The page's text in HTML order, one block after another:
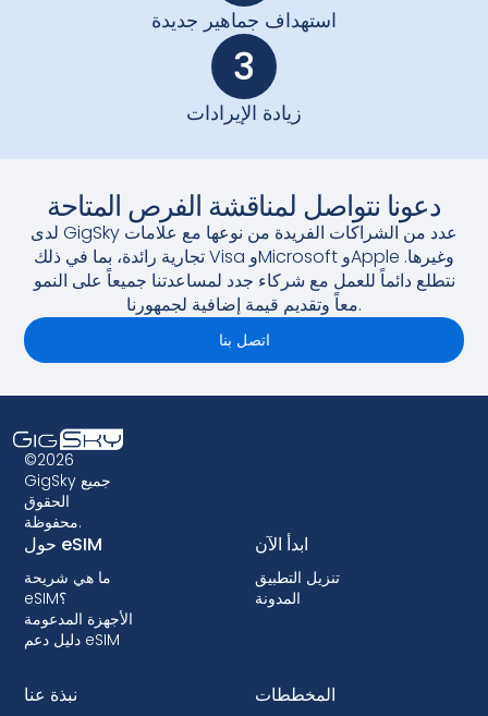
استهداف جماهير جديدة
3
زيادة الإيرادات
دعونا نتواصل لمناقشة الفرص المتاحة
لدى GigSky عدد من الشراكات الفريدة من نوعها مع علامات
تجارية رائدة، بما في ذلك Visa وMicrosoft وApple وغيرها.
نتطلع دائماً للعمل مع شركاء جدد لمساعدتنا جميعاً على النمو
معاً وتقديم قيمة إضافية لجمهورنا.
اتصل بنا
©2026
GigSky جميع
الحقوق
محفوظة.
حول eSIM
ما هي شريحة
eSIM؟
الأجهزة المدعومة
دليل دعم eSIM
ابدأ الآن
تنزيل التطبيق
المدونة
نبذة عنا المخططات